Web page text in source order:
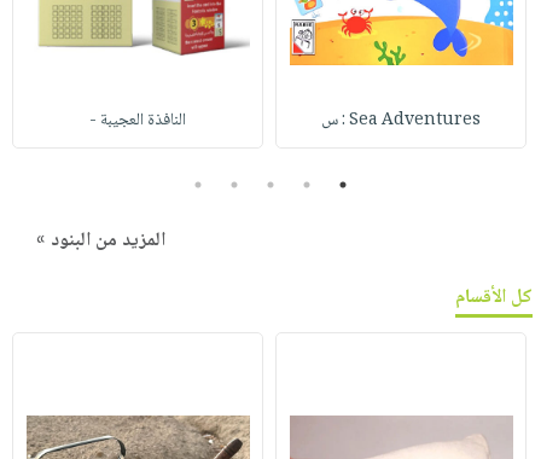
Sea Adventures : س النافذة العجيبة -
1
2
3
4
5
المزيد من البنود »
كل الأقسام